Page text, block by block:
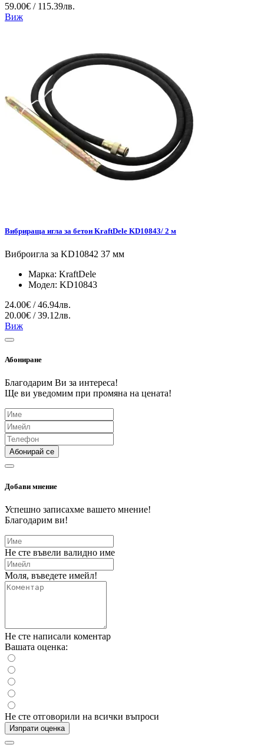
59.00€ / 115.39лв.
Виж
Вибрираща игла за бетон KraftDele KD10843/ 2 м
Виброигла за KD10842 37 мм
Марка: KraftDele
Модел: KD10843
24.00€ / 46.94лв.
20.00€ / 39.12лв.
Виж
Абониране
Благодарим Ви за интереса!
Ще ви уведомим при промяна на цената!
Абонирай се
Добави мнение
Успешно записахме вашето мнение!
Благодарим ви!
Не сте въвели валидно име
Моля, въведете имейл!
Не сте написали коментар
Вашата оценка:
Не сте отговорили на всички въпроси
Изпрати оценка